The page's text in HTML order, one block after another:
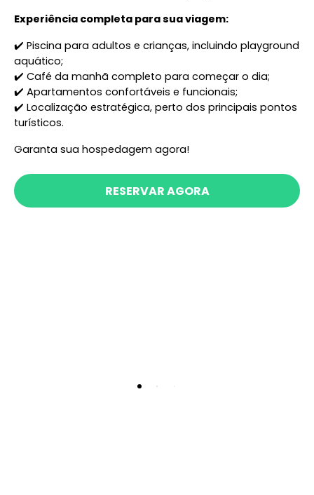
Experiência completa para sua viagem:
✔️ Piscina para adultos e crianças, incluindo playground
aquático;
✔️ Café da manhã completo para começar o dia;
✔️ Apartamentos confortáveis e funcionais;
✔️ Localização estratégica, perto dos principais pontos
turísticos.
Garanta sua hospedagem agora!
RESERVAR AGORA